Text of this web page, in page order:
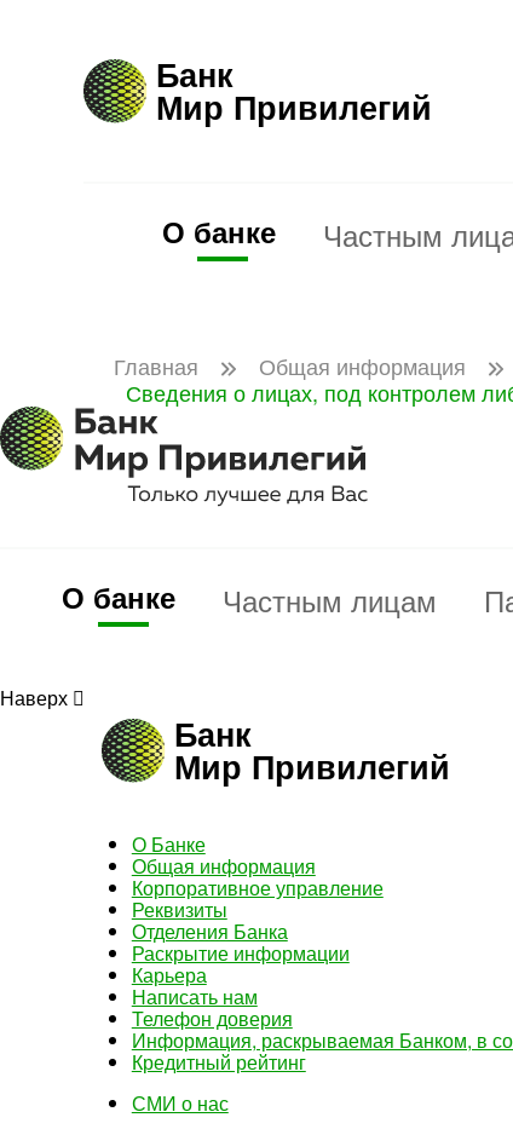
Банк
Мир Привилегий
О банке Частным
Главная
Общая информация
Сведения о лицах, под контролем
О банке Частным лицам
Наверх
Банк
Мир Привилегий
О Банке
Общая информация
Корпоративное управление
Реквизиты
Отделения Банка
Раскрытие информации
Карьера
Написать нам
Телефон доверия
Информация, раскрываемая Банком, в
Кредитный рейтинг
СМИ о нас